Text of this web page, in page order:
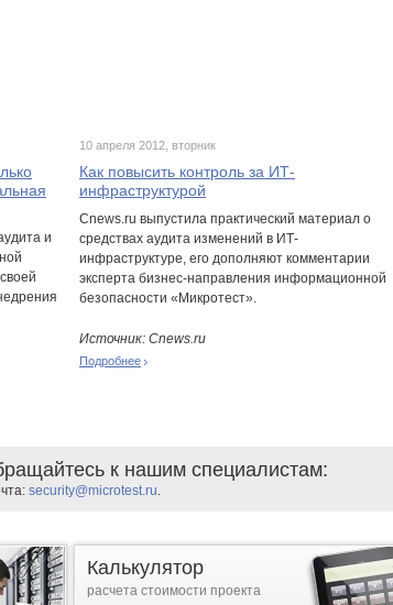
и
10 апреля 2012, вторник
Как повысить контроль за ИТ-
инфраструктурой
Cnews.ru выпустила практический материал о
средствах аудита изменений в ИТ-
инфраструктуре, его дополняют комментарии
эксперта бизнес-направления информационной
безопасности «Микротест».
Источник: Cnews.ru
Подробнее
к нашим специалистам:
security@microtest.ru.
Калькулятор
расчета стоимости проекта